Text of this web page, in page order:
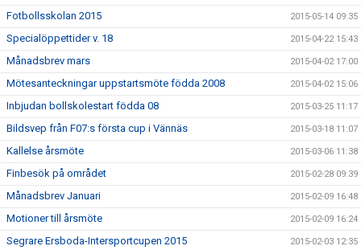
Fotbollsskolan 2015 2015-05-14 09:35
Specialöppettider v. 18 2015-04-22 15:43
Månadsbrev mars 2015-04-02 17:00
Mötesanteckningar uppstartsmöte födda 2008 2015-04-02 15:06
Inbjudan bollskolestart födda 08 2015-03-25 11:17
Bildsvep från F07:s första cup i Vännäs 2015-03-18 11:07
Kallelse årsmöte 2015-03-06 11:38
Finbesök på området 2015-02-28 09:39
Månadsbrev Januari 2015-02-09 16:48
Motioner till årsmöte 2015-02-09 16:24
Segrare Ersboda-Intersportcupen 2015 2015-02-03 12:35